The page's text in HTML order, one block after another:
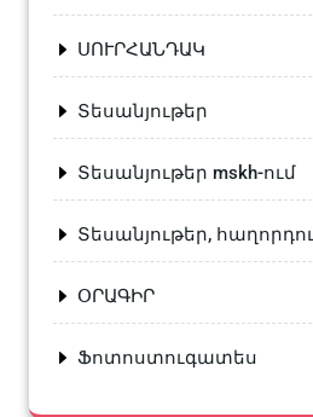
ՍՈՒՐՀԱՆԴԱԿ
Տեսանյութեր
Տեսանյութեր mskh-ում
Տեսանյութեր,
ՕՐԱԳԻՐ
Ֆոտոստուգատես